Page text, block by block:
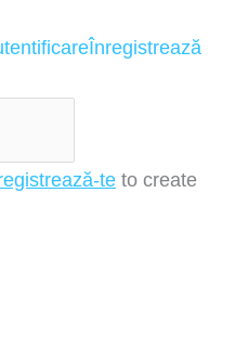
Înregistrează
te to create